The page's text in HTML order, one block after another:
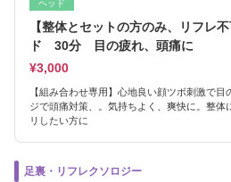
ヘッド
【整体とセットの方のみ、リフレ
ド 30分 目の疲れ、頭痛に
¥3,000
【組み合わせ専用】心地良い顔ツボ刺激で
ジで頭痛対策、。気持ちよく、爽快に。整体
リしたい方に
足裏・リフレクソロジー